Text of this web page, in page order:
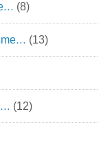
(8)
(13)
(12)